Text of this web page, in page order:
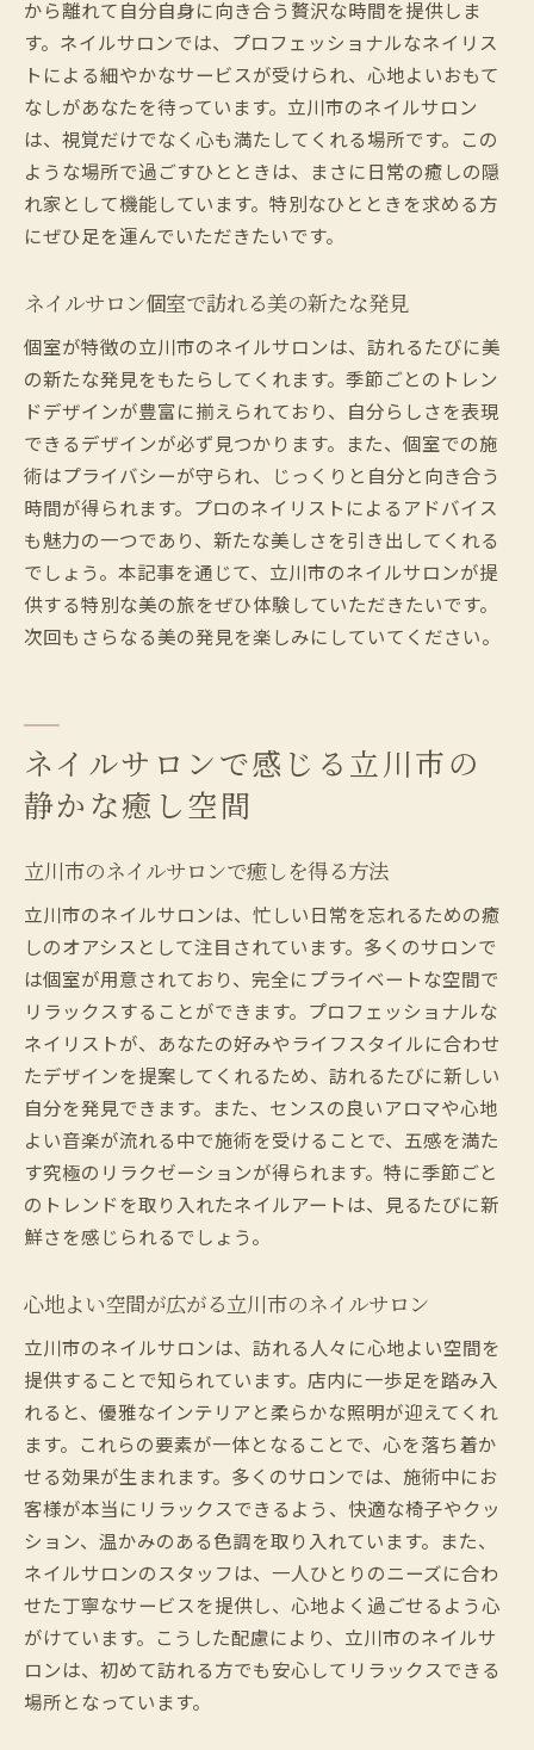
訪れるたびに異なる体験を提供する立川市
のサロン
立川市のネイルサロンでの毎回新しいデザ
イン
ネイルサロンでの発見が日常を彩る
立川市のサロンでの変化と驚き
立川市のネイルサロンで特別な美を手に入れる
特別な美を手に入れる立川市のネイルサロ
ン活用法
ネイルサロンでの美の追求を始める方法
立川市での美の旅を成功させるポイント
ネイルサロン個室で美の秘訣を知る
特別な体験を求める人への立川市のサロン
ガイド
ネイルサロンで叶える理想の美しさ
から離れて自分自身に向き合う贅沢な時間を提供しま
す。ネイルサロンでは、プロフェッショナルなネイリス
トによる細やかなサービスが受けられ、心地よいおもて
なしがあなたを待っています。立川市のネイルサロン
は、視覚だけでなく心も満たしてくれる場所です。この
ような場所で過ごすひとときは、まさに日常の癒しの隠
れ家として機能しています。特別なひとときを求める方
にぜひ足を運んでいただきたいです。
ネイルサロン個室で訪れる美の新たな発見
個室が特徴の立川市のネイルサロンは、訪れるたびに美
の新たな発見をもたらしてくれます。季節ごとのトレン
ドデザインが豊富に揃えられており、自分らしさを表現
できるデザインが必ず見つかります。また、個室での施
術はプライバシーが守られ、じっくりと自分と向き合う
時間が得られます。プロのネイリストによるアドバイス
も魅力の一つであり、新たな美しさを引き出してくれる
でしょう。本記事を通じて、立川市のネイルサロンが提
供する特別な美の旅をぜひ体験していただきたいです。
次回もさらなる美の発見を楽しみにしていてください。
ネイルサロンで感じる立川市の
静かな癒し空間
立川市のネイルサロンで癒しを得る方法
立川市のネイルサロンは、忙しい日常を忘れるための癒
しのオアシスとして注目されています。多くのサロンで
は個室が用意されており、完全にプライベートな空間で
リラックスすることができます。プロフェッショナルな
ネイリストが、あなたの好みやライフスタイルに合わせ
たデザインを提案してくれるため、訪れるたびに新しい
自分を発見できます。また、センスの良いアロマや心地
よい音楽が流れる中で施術を受けることで、五感を満た
す究極のリラクゼーションが得られます。特に季節ごと
のトレンドを取り入れたネイルアートは、見るたびに新
鮮さを感じられるでしょう。
心地よい空間が広がる立川市のネイルサロン
立川市のネイルサロンは、訪れる人々に心地よい空間を
提供することで知られています。店内に一歩足を踏み入
れると、優雅なインテリアと柔らかな照明が迎えてくれ
ます。これらの要素が一体となることで、心を落ち着か
せる効果が生まれます。多くのサロンでは、施術中にお
客様が本当にリラックスできるよう、快適な椅子やクッ
ション、温かみのある色調を取り入れています。また、
ネイルサロンのスタッフは、一人ひとりのニーズに合わ
せた丁寧なサービスを提供し、心地よく過ごせるよう心
がけています。こうした配慮により、立川市のネイルサ
ロンは、初めて訪れる方でも安心してリラックスできる
場所となっています。